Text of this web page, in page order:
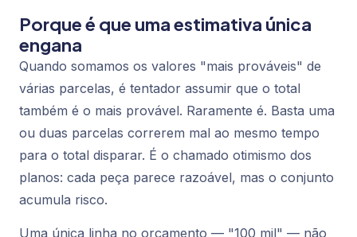
Porque é que uma estimativa única
engana
Quando somamos os valores "mais prováveis" de
várias parcelas, é tentador assumir que o total
também é o mais provável. Raramente é. Basta uma
ou duas parcelas correrem mal ao mesmo tempo
para o total disparar. É o chamado otimismo dos
planos: cada peça parece razoável, mas o conjunto
acumula risco.
Uma única linha no orçamento — "100 mil" — não